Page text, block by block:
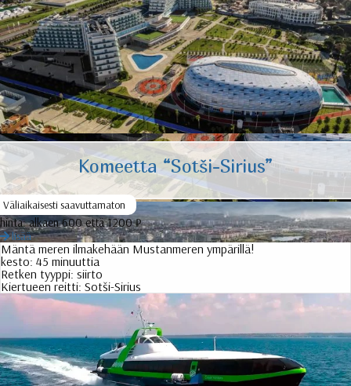
Komeetta “Sotši-Sirius”
Väliaikaisesti saavuttamaton
hinta:alkaen 600 että 1200 ₽
lisää
Mäntä meren ilmakehään Mustanmeren ympärillä!
kesto: 45 minuuttia
Retken tyyppi: siirto
Kiertueen reitti: Sotši-Sirius